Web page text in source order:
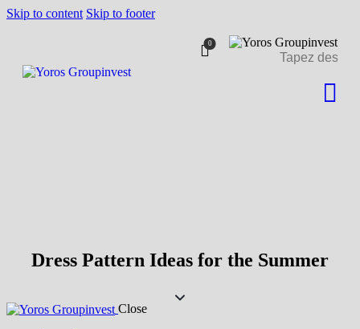
Skip to content Skip to footer
0
Dress Pattern Ideas for the Summer
Close
Livraison à partir de 500 €